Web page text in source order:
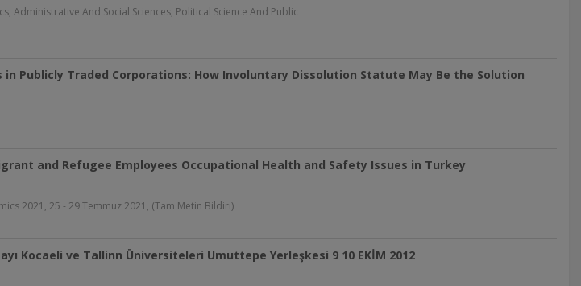
Administrative And Social Sciences, Political Science And Public
Publicly Traded Corporations: How Involuntary Dissolution Statute May Be the Solution
and Refugee Employees Occupational Health and Safety Issues in Turkey
2021, 25 - 29 Temmuz 2021, (Tam Metin Bildiri)
Kocaeli ve Tallinn Üniversiteleri Umuttepe Yerleşkesi 9 10 EKİM 2012